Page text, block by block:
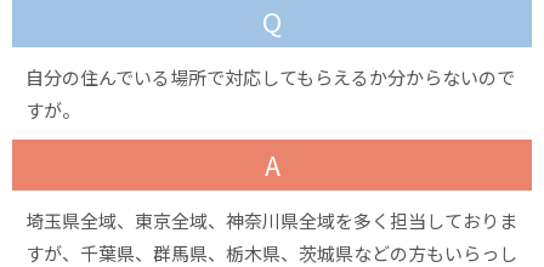
Q
自分の住んでいる場所で対応してもらえるか分からないので
すが。
A
埼玉県全域、東京全域、神奈川県全域を多く担当しておりま
すが、千葉県、群馬県、栃木県、茨城県などの方もいらっし